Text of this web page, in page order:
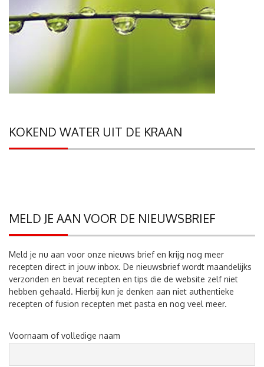
KOKEND WATER UIT DE KRAAN
MELD JE AAN VOOR DE NIEUWSBRIEF
Meld je nu aan voor onze nieuws brief en krijg nog meer
recepten direct in jouw inbox. De nieuwsbrief wordt maandelijks
verzonden en bevat recepten en tips die de website zelf niet
hebben gehaald. Hierbij kun je denken aan niet authentieke
recepten of fusion recepten met pasta en nog veel meer.
Voornaam of volledige naam